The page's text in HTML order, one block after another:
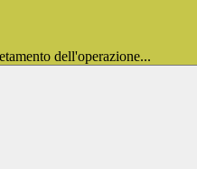
dell'operazione...